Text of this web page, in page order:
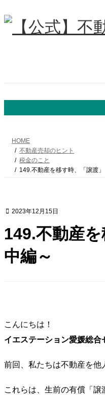
ン
ビ
HOME
不動産売却のヒント
税金のこと
149.不動産を移す時、「譲渡
2023年12月15日
149.不動産
中編～
こんにちは！
イエステーション愛媛総合
前回、私たちは不動産を他
これらは、生前の有償「譲